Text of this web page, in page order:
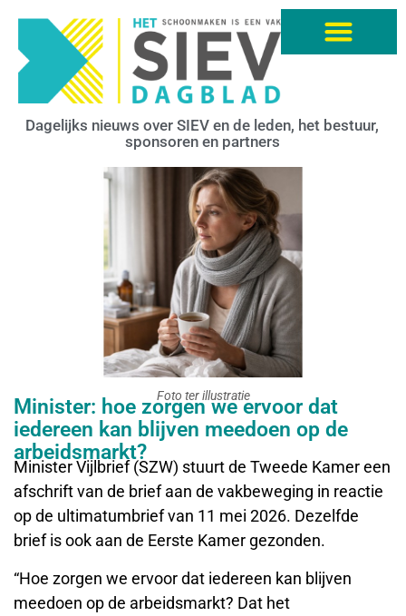
Dagelijks nieuws over SIEV en de leden, het bestuur,
sponsoren en partners
Foto ter illustratie
Minister: hoe zorgen we ervoor dat
iedereen kan blijven meedoen op de
arbeidsmarkt?
Minister Vijlbrief (SZW) stuurt de Tweede Kamer een
afschrift van de brief aan de vakbeweging in reactie
op de ultimatumbrief van 11 mei 2026. Dezelfde
brief is ook aan de Eerste Kamer gezonden.
“Hoe zorgen we ervoor dat iedereen kan blijven
meedoen op de arbeidsmarkt? Dat het